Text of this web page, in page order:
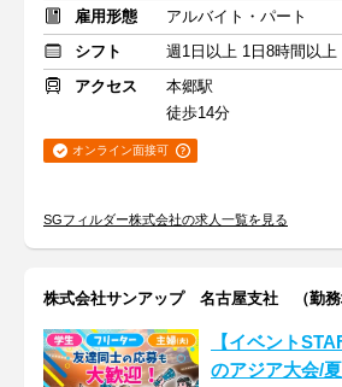
雇用形態
アルバイト・パート
シフト
週1日以上 1日8時間以上
アクセス
本郷駅
徒歩14分
オンライン面接可
SGフィルダー株式会社の求人一覧を見る
株式会社サンアップ 名古屋支社 （勤務
【イベント
のアジア大会/